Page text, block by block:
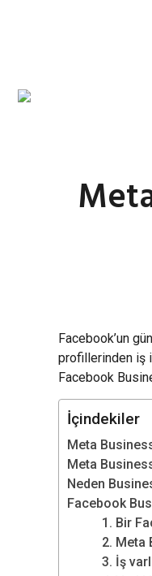
Facebook’un
profillerinden iş
Facebook
İçindekiler
Meta
Meta
Neden
Facebook
1. Bir
2. Meta
3. İş